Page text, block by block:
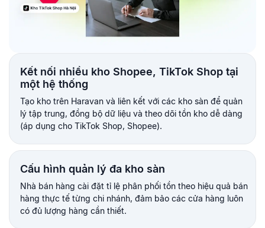
Kết nối nhiều kho Shopee, TikTok Shop tại
một hệ thống
Tạo kho trên Haravan và liên kết với các kho sàn để quản
lý tập trung, đồng bộ dữ liệu và theo dõi tồn kho dễ dàng
(áp dụng cho TikTok Shop, Shopee).
Cấu hình quản lý đa kho sàn
Nhà bán hàng cài đặt tỉ lệ phân phối tồn theo hiệu quả bán
hàng thực tế từng chi nhánh, đảm bảo các cửa hàng luôn
có đủ lượng hàng cần thiết.